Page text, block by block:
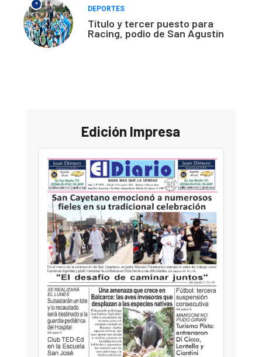
*
DEPORTES
Título y tercer puesto para
Racing, podio de San Agustín
Edición Impresa